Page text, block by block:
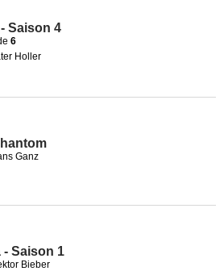
Saison 4
6
Holler
Ganz
- Saison 1
Bieber